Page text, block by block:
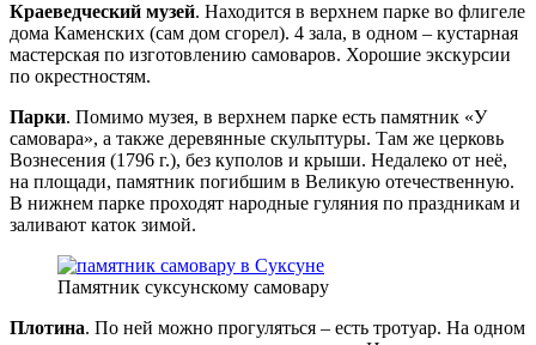
Краеведческий музей. Находится в верхнем парке во флигеле
дома Каменских (сам дом сгорел). 4 зала, в одном – кустарная
мастерская по изготовлению самоваров. Хорошие экскурсии
по окрестностям.
Парки. Помимо музея, в верхнем парке есть памятник «У
самовара», а также деревянные скульптуры. Там же церковь
Вознесения (1796 г.), без куполов и крыши. Недалеко от неё,
на площади, памятник погибшим в Великую отечественную.
В нижнем парке проходят народные гуляния по праздникам и
заливают каток зимой.
Памятник суксунскому самовару
Плотина. По ней можно прогуляться – есть тротуар. На одном